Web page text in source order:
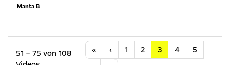
Manta B
51 – 75 von 108
«Anfang
‹Vorherige
1 2 3 4
5